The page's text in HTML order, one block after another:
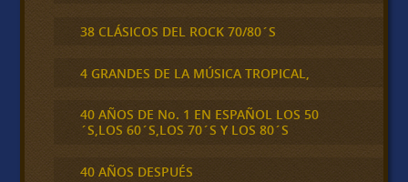
38 CLÁSICOS DEL ROCK 70/80´S
4 GRANDES DE LA MÚSICA TROPICAL,
40 AÑOS DE No. 1 EN ESPAÑOL LOS 50
´S,LOS 60´S,LOS 70´S Y LOS 80´S
40 AÑOS DESPUÉS